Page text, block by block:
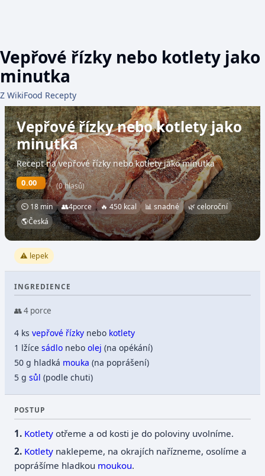
Vepřové řízky nebo kotlety jako
minutka
Z WikiFood Recepty
Vepřové řízky nebo kotlety jako
minutka
Recept na vepřové řízky nebo kotlety jako minutka
0.00 (0 hlasů)
⏲ 18 min 👥4porce 🔥 450 kcal 📊 snadné
🌿 celoroční
🌎Česká
⚠️ lepek
INGREDIENCE
👥 4 porce
4 ksvepřové řízky nebo kotlety
1 lžícesádlo neboolej (na opékání)
50 g hladká mouka (na poprášení)
5 gsůl (podle chuti)
POSTUP
Kotlety otřeme a od kosti je do poloviny uvolníme.
Kotlety naklepeme, na okrajích nařízneme, osolíme a
poprášíme hladkou moukou.